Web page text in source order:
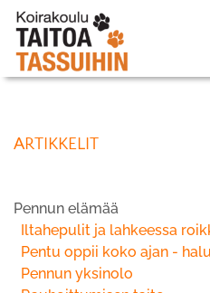
ARTIKKELIT
Pennun elämää
Iltahepulit ja lahkeessa
Pentu oppii koko ajan -
Pennun yksinolo